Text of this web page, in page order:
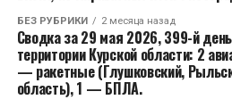
БЕЗ РУБРИКИ 2 месяца назад
Сводка за 29 мая 2026, 399-й
территории Курской области: 2
— ракетные (Глушковский,
область), 1 — БПЛА.